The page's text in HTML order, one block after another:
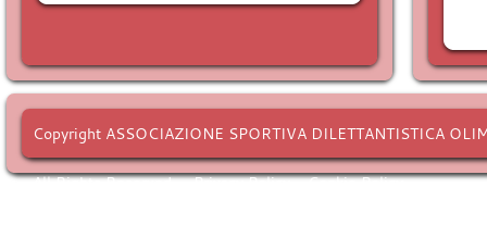
Copyright ASSOCIAZIONE SPORTIVA DILETTANTISTICA
All Rights Reserved. -Privacy Policy-Cookie Policy